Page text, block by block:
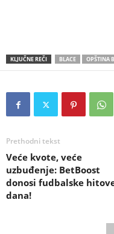
KLJUČNE REČI BLACE OPŠTINA
Prethodni tekst
Veće kvote, veće
uzbuđenje: BetBoost
donosi fudbalske
dana!